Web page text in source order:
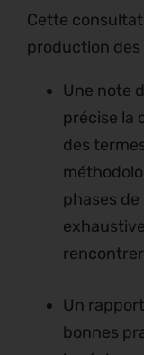
Cette
production
Une note
précise la
des
phases de
Un
bonnes